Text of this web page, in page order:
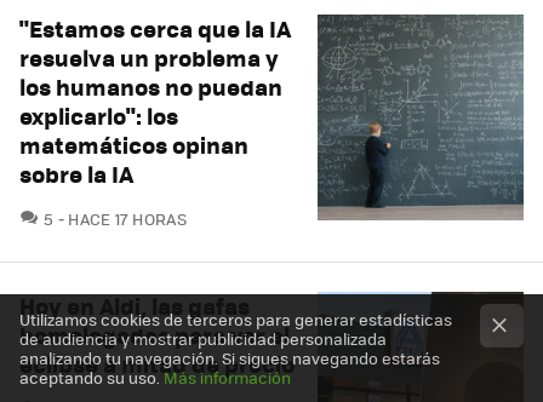
"Estamos cerca que la IA
resuelva un problema y
los humanos no puedan
explicarlo": los
matemáticos opinan
sobre la IA
5 COMENTARIOS
HACE 17 HORAS
Hoy en Aldi, las gafas
homologadas para ver el
eclipse a mitad de precio
Utilizamos cookies de terceros para generar estadísticas
de audiencia y mostrar publicidad personalizada
analizando tu navegación. Si sigues navegando estarás
aceptando su uso.Más información